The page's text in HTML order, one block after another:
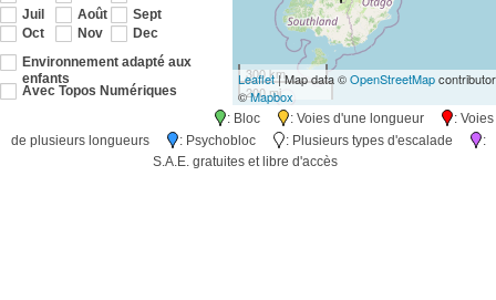
Juil
Août
Sept
Oct
Nov
Dec
Environnement adapté aux
enfants
Avec Topos Numériques
300 km
200 mi
Leaflet| Map data ©OpenStreetMap
©Mapbox
: Bloc : Voies d'une longueur
: Voies
de plusieurs longueurs
: Psychobloc : Plusieurs types d'escalade
:
S.A.E. gratuites et libre d'accès